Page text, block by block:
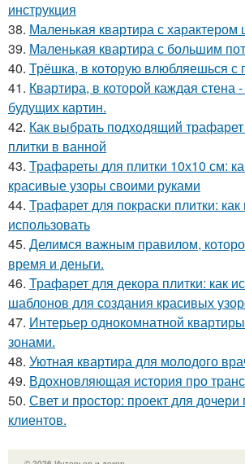
инструкция
38. Маленькая квартира с характером
39. Маленькая квартира с большим
40. Трёшка, в которую влюбляешься с
41. Квартира, в которой каждая стена
будущих картин.
42. Как выбрать подходящий
плитки в ванной
43. Трафареты для плитки 10х10 см:
красивые узоры своими руками
44. Трафарет для покраски плитки:
использовать
45. Делимся важным правилом,
время и деньги.
46. Трафарет для декора плитки: как
шаблонов для создания красивых
47. Интерьер однокомнатной
зонами.
48. Уютная квартира для молодого
49. Вдохновляющая история про
50. Свет и простор: проект для
клиентов.